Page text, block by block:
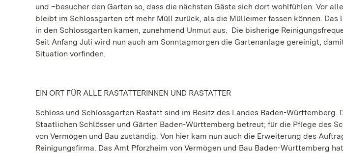
und –besucher den Garten so, dass die nächsten Gäste sich dort wohlfühlen. Vor
bleibt im Schlossgarten oft mehr Müll zurück, als die Mülleimer fassen können. Das
in den Schlossgarten kamen, zunehmend Unmut aus. Die bisherige
Seit Anfang Juli wird nun auch am Sonntagmorgen die Gartenanlage gereinigt,
Situation vorfinden.
EIN ORT FÜR ALLE RASTATTERINNEN UND RASTATTER
Schloss und Schlossgarten Rastatt sind im Besitz des Landes Baden-Württemberg.
Staatlichen Schlösser und Gärten Baden-Württemberg betreut; für die Pflege des
von Vermögen und Bau zuständig. Von hier kam nun auch die Erweiterung des
Reinigungsfirma. Das Amt Pforzheim von Vermögen und Bau Baden-Württemberg